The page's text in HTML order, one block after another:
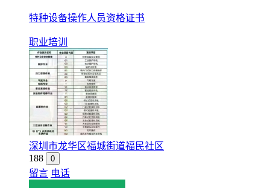
特种设备操作人员资格证书
职业培训
深圳市龙华区福城街道福民社区
188
0
留言 电话